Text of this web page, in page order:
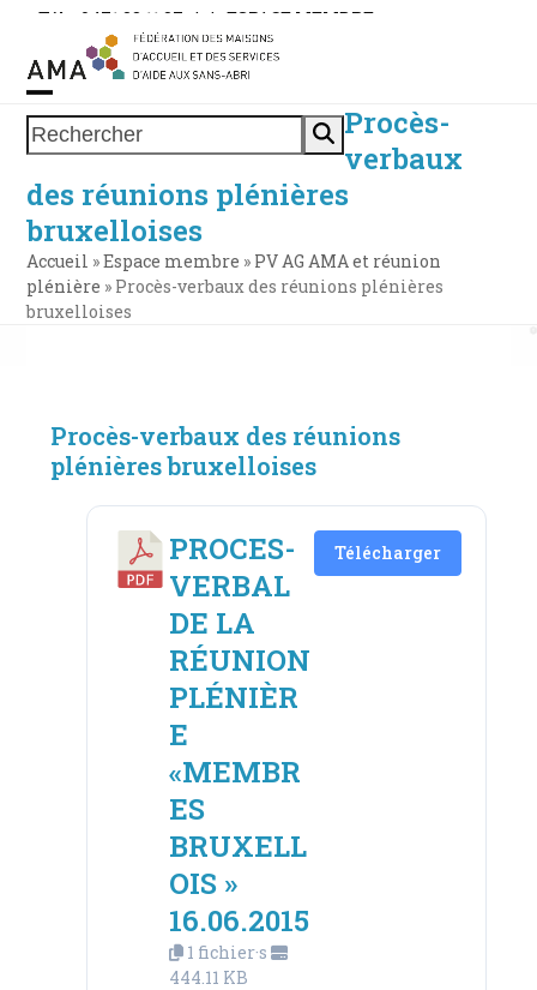
Skip
content
Tél. : 0471 38 11 37 | | ESPACE MEMBRE
Rechercher
Open
mobile
menu
Close
mobile
menu
Procès-
verbaux
des réunions plénières
bruxelloises
Accueil »Espace membre » PV AG AMA et réunion
plénière » Procès-verbaux des réunions plénières
bruxelloises
Procès-verbaux des réunions
plénières bruxelloises
PROCES-
VERBAL
DE LA
RÉUNION
PLÉNIÈR
E
«MEMBR
ES
BRUXELL
OIS »
16.06.2015
1 fichier·s
444.11 KB
Télécharger